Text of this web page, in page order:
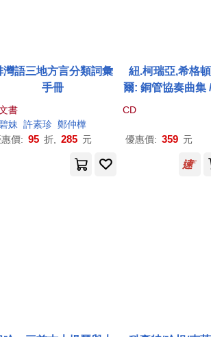
灣語三地方言分類詞彙
手冊
書
妹 許素珍 鄭仲樺
價: 95 折, 285 元
紐.柯瑞亞,希格
爾: 銅管協奏曲集
巴賈 / 約瑟夫.艾
克斯.史蒂文.布朗
吉安卡洛.格雷羅
CD
優惠價: 359 元